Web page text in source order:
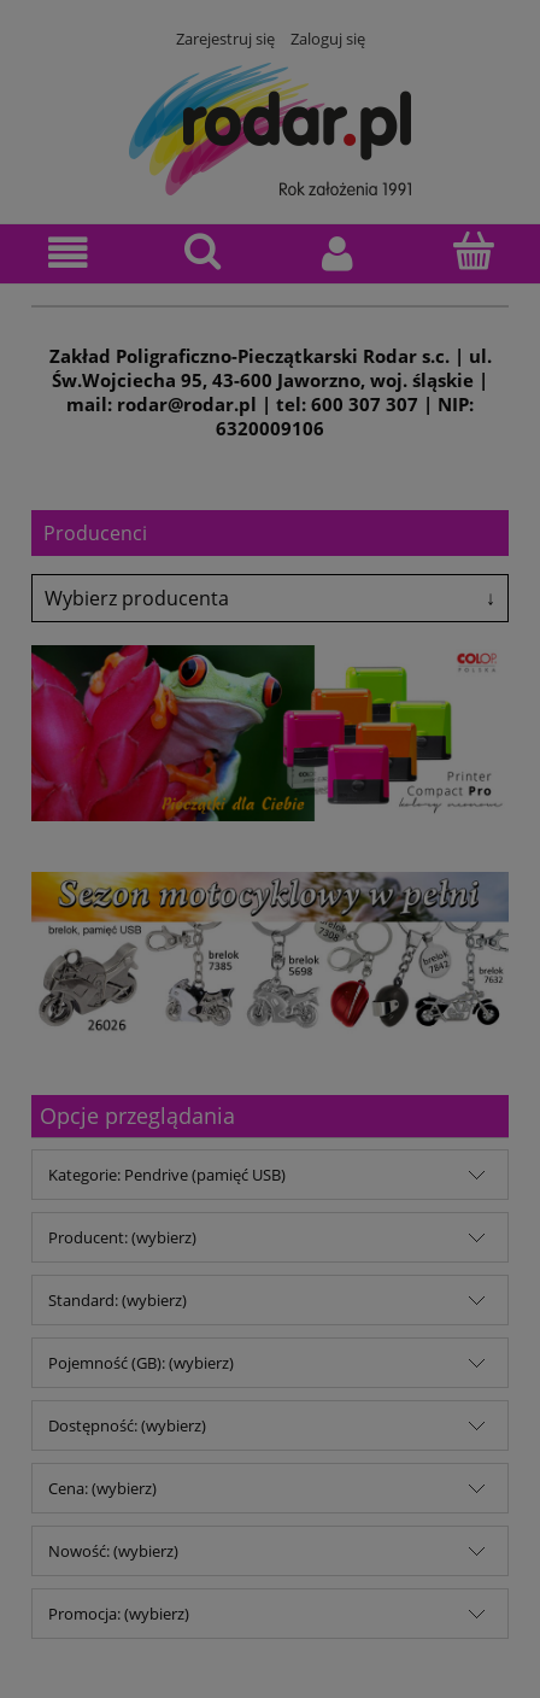
Zarejestruj się Zaloguj się
Zakład Poligraficzno-Pieczątkarski Rodar s.c. | ul.
Św.Wojciecha 95, 43-600 Jaworzno, woj. śląskie |
mail: rodar@rodar.pl | tel: 600 307 307 | NIP:
6320009106
Producenci
Wybierz producenta ↓
Antalis
Avery-Zweckform
Black Point
Canon
Coloris
Denix
drekker
Emeko
Fol-Plast
Fruit Of The Loom
Fruit Of The Loom
Glasmark
Grand
Heri
Malfini
Michalczyk & Prokop
Mitsubishi Company
MM Kwidzyń Sp. z o.o.
Mondi
No name
Panta Plast
pqi
rodar.pl
Stedman
TOP 2000
Tryumf
Opcje przeglądania
Kategorie: Pendrive (pamięć USB)
Producent: (wybierz)
Standard: (wybierz)
Pojemność (GB): (wybierz)
Dostępność: (wybierz)
Cena: (wybierz)
Nowość: (wybierz)
Promocja: (wybierz)